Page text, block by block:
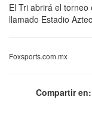
El Tri abrirá el
llamado Estadio
Foxsports.com.mx
Compartir en: